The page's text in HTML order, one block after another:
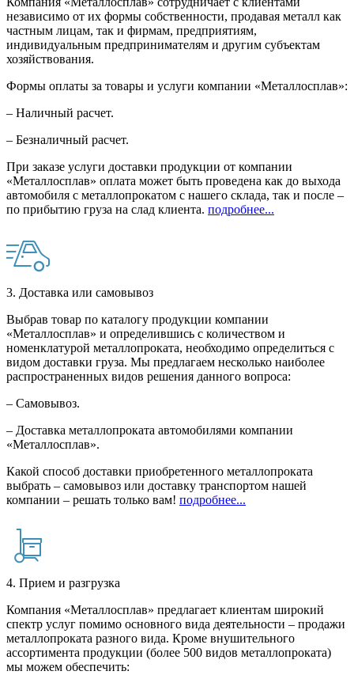
независимо от их формы собственности, продавая металл как
частным лицам, так и фирмам, предприятиям,
индивидуальным предпринимателям и другим субъектам
хозяйствования.
Формы оплаты за товары и услуги компании «Металлосплав»:
– Наличный расчет.
– Безналичный расчет.
При заказе услуги доставки продукции от компании
«Металлосплав» оплата может быть проведена как до выхода
автомобиля с металлопрокатом с нашего склада, так и после –
по прибытию груза на слад клиента. подробнее...
3. Доставка или самовывоз
Выбрав товар по каталогу продукции компании
«Металлосплав» и определившись с количеством и
номенклатурой металлопроката, необходимо определиться с
видом доставки груза. Мы предлагаем несколько наиболее
распространенных видов решения данного вопроса:
– Самовывоз.
– Доставка металлопроката автомобилями компании
«Металлосплав».
Какой способ доставки приобретенного металлопроката
выбрать – самовывоз или доставку транспортом нашей
компании – решать только вам! подробнее...
4. Прием и разгрузка
Компания «Металлосплав» предлагает клиентам широкий
спектр услуг помимо основного вида деятельности – продажи
металлопроката разного вида. Кроме внушительного
ассортимента продукции (более 500 видов металлопроката)
мы можем обеспечить: